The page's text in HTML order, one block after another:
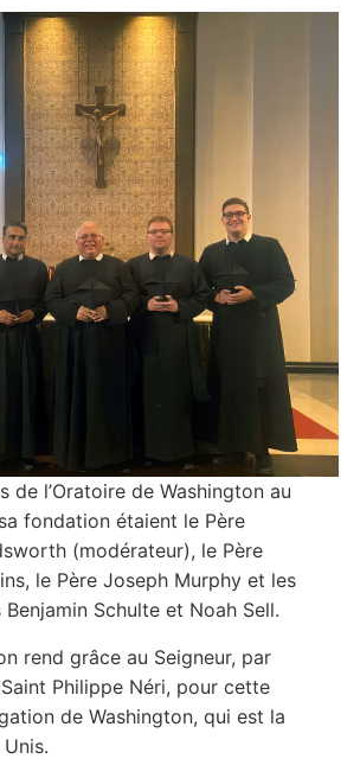
de l’Oratoire de Washington au
fondation étaient le Père
(modérateur), le Père
le Père Joseph Murphy et les
Benjamin Schulte et Noah Sell.
rend grâce au Seigneur, par
Philippe Néri, pour cette
de Washington, qui est la